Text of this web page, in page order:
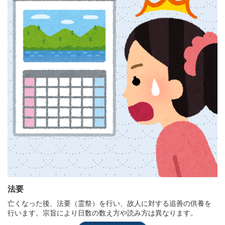
法要
亡くなった後、法要（霊祭）を行い、故人に対する追善の供養を
行います。宗旨により日数の数え方や読み方は異なります。